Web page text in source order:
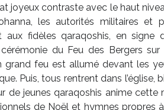
joyeux contraste avec le haut
les autorités militaires et
aux fidèles qaraqoshis, en signe
du Feu des Bergers sur
grand feu est allumé devant les
Puis, tous rentrent dans l’église,
de jeunes qaraqoshis anime cette
de Noël et hymnes propres